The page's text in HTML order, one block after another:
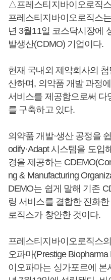
△프레스티지바이오로직
프레스티지바이오로직스
년 3월11일 코스닥시장에
발생산(CDMO) 기업이다.
현재 국내외 제약회사의
산하며, 의약품 개발 과정
서비스를 제공함으로써 다
를 구축하고 있다.
의약품 개발·생산 공정을
odify·Adapt 시스템을 도입
경을 제공하는
ng & Manufacturing
DEMO는 쉽게 말해 기존
링 서비스를 결합한 진화
로직스가 창안한 것이다.
프레스티지바이오로직스
오파마(Prestige
이오파마는 싱가포르에 본